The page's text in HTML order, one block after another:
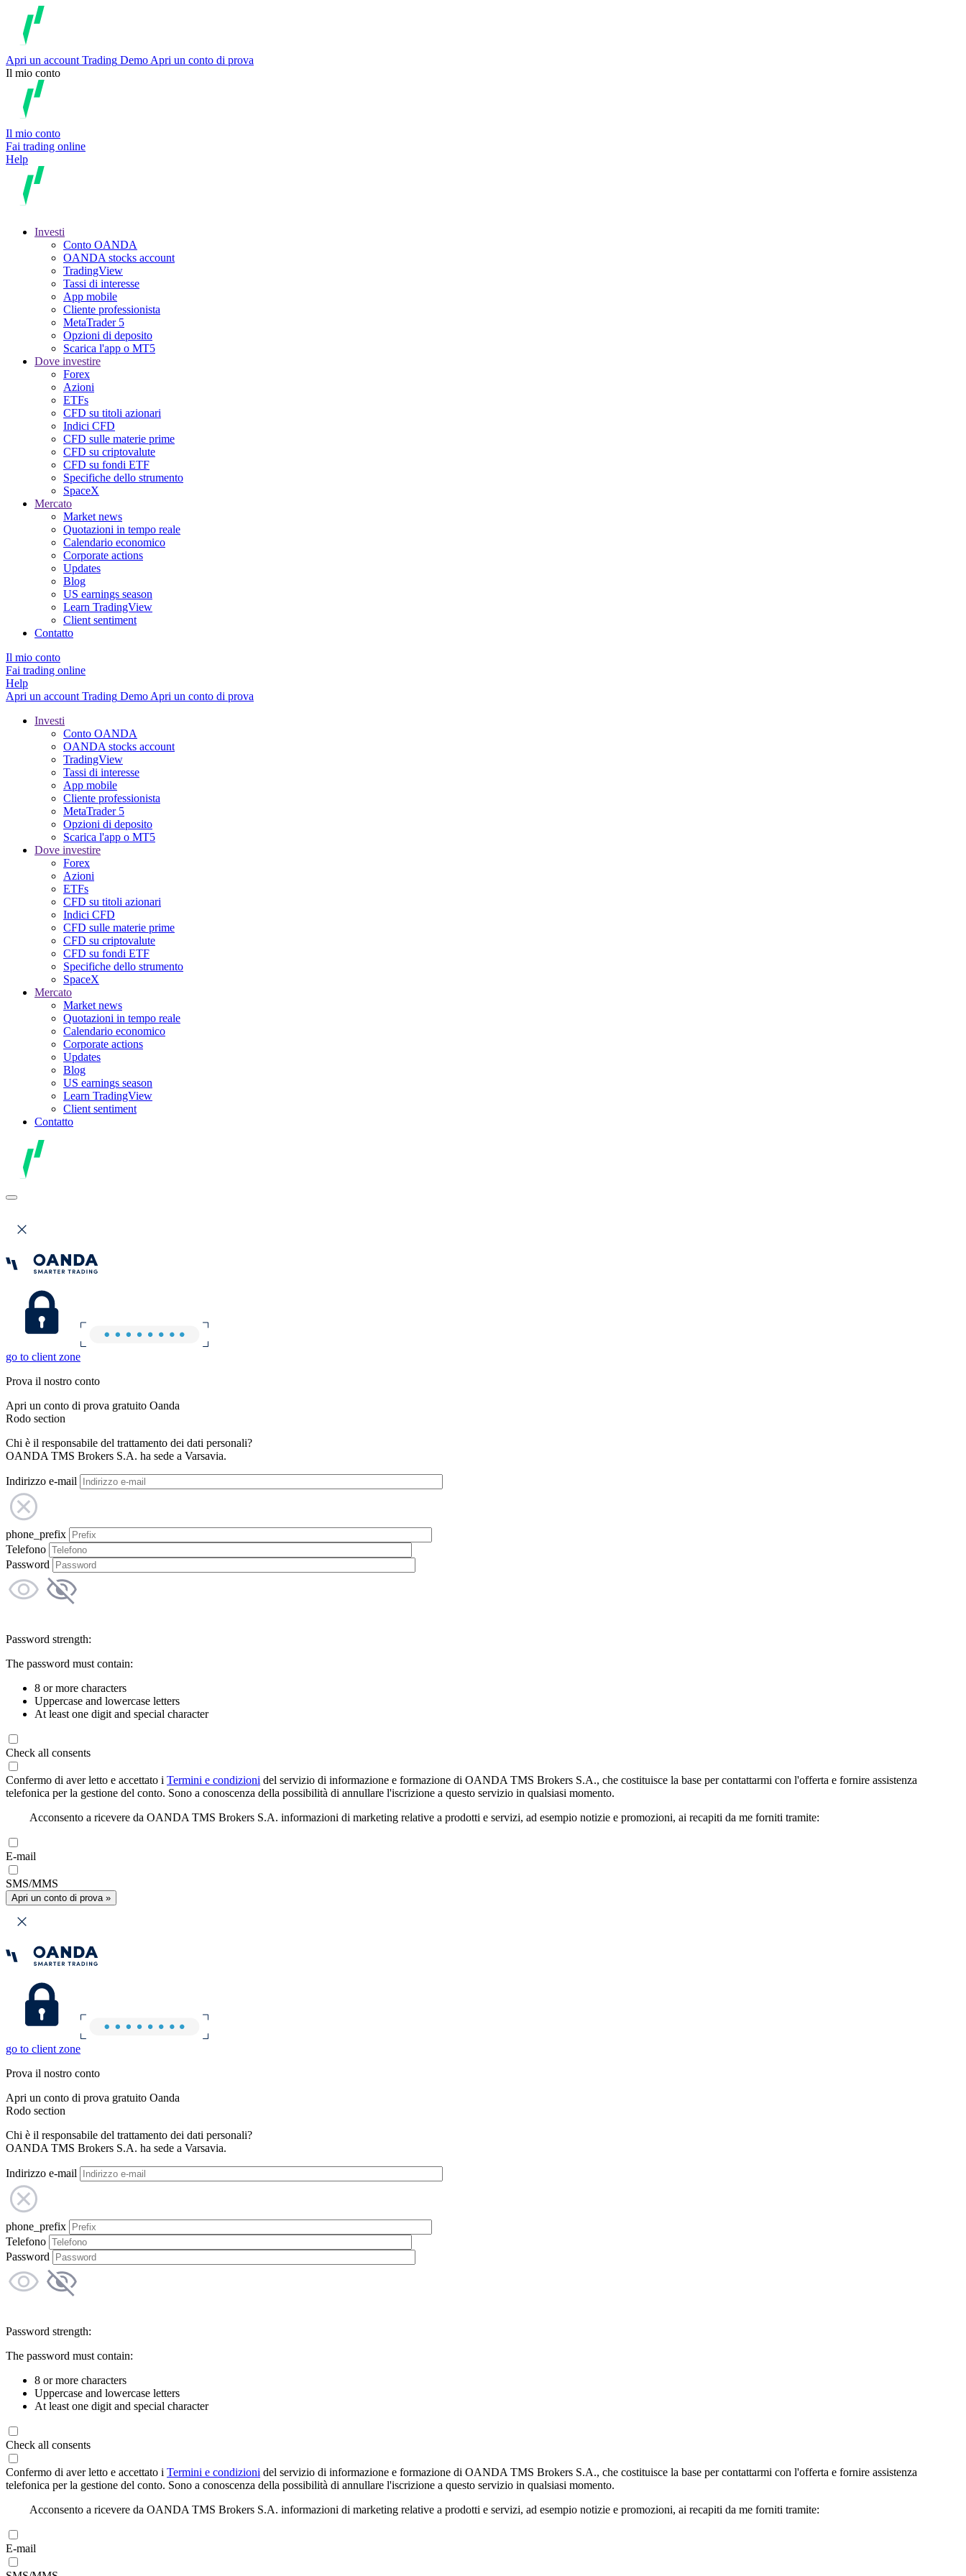
Apri un account Trading Demo Apri un conto di prova
Il mio conto
Il mio conto
Fai trading online
Help
Investi
Conto OANDA
OANDA stocks account
TradingView
Tassi di interesse
App mobile
Cliente professionista
MetaTrader 5
Opzioni di deposito
Scarica l'app o MT5
Dove investire
Forex
Azioni
ETFs
CFD su titoli azionari
Indici CFD
CFD sulle materie prime
CFD su criptovalute
CFD su fondi ETF
Specifiche dello strumento
SpaceX
Mercato
Market news
Quotazioni in tempo reale
Calendario economico
Corporate actions
Updates
Blog
US earnings season
Learn TradingView
Client sentiment
Contatto
Il mio conto
Fai trading online
Help
Apri un account Trading Demo Apri un conto di prova
Investi
Conto OANDA
OANDA stocks account
TradingView
Tassi di interesse
App mobile
Cliente professionista
MetaTrader 5
Opzioni di deposito
Scarica l'app o MT5
Dove investire
Forex
Azioni
ETFs
CFD su titoli azionari
Indici CFD
CFD sulle materie prime
CFD su criptovalute
CFD su fondi ETF
Specifiche dello strumento
SpaceX
Mercato
Market news
Quotazioni in tempo reale
Calendario economico
Corporate actions
Updates
Blog
US earnings season
Learn TradingView
Client sentiment
Contatto
go to client zone
Prova il nostro conto
Apri un conto di prova gratuito Oanda
Rodo section
Chi è il responsabile del trattamento dei dati personali?
OANDA TMS Brokers S.A. ha sede a Varsavia.
Indirizzo e-mail
phone_prefix
Telefono
Password
Password strength:
The password must contain:
8 or more characters
Uppercase and lowercase letters
At least one digit and special character
Check all consents
Confermo di aver letto e accettato i Termini e condizioni del servizio di informazione e formazione di OANDA TMS Brokers S.A., che costituisce la base per contattarmi con l'offerta e fornire assistenza
telefonica per la gestione del conto. Sono a conoscenza della possibilità di annullare l'iscrizione a questo servizio in qualsiasi momento.
Acconsento a ricevere da OANDA TMS Brokers S.A. informazioni di marketing relative a prodotti e servizi, ad esempio notizie e promozioni, ai recapiti da me forniti tramite:
E-mail
SMS/MMS
Apri un conto di prova »
go to client zone
Prova il nostro conto
Apri un conto di prova gratuito Oanda
Rodo section
Chi è il responsabile del trattamento dei dati personali?
OANDA TMS Brokers S.A. ha sede a Varsavia.
Indirizzo e-mail
phone_prefix
Telefono
Password
Password strength:
The password must contain:
8 or more characters
Uppercase and lowercase letters
At least one digit and special character
Check all consents
Confermo di aver letto e accettato i Termini e condizioni del servizio di informazione e formazione di OANDA TMS Brokers S.A., che costituisce la base per contattarmi con l'offerta e fornire assistenza
telefonica per la gestione del conto. Sono a conoscenza della possibilità di annullare l'iscrizione a questo servizio in qualsiasi momento.
Acconsento a ricevere da OANDA TMS Brokers S.A. informazioni di marketing relative a prodotti e servizi, ad esempio notizie e promozioni, ai recapiti da me forniti tramite:
E-mail